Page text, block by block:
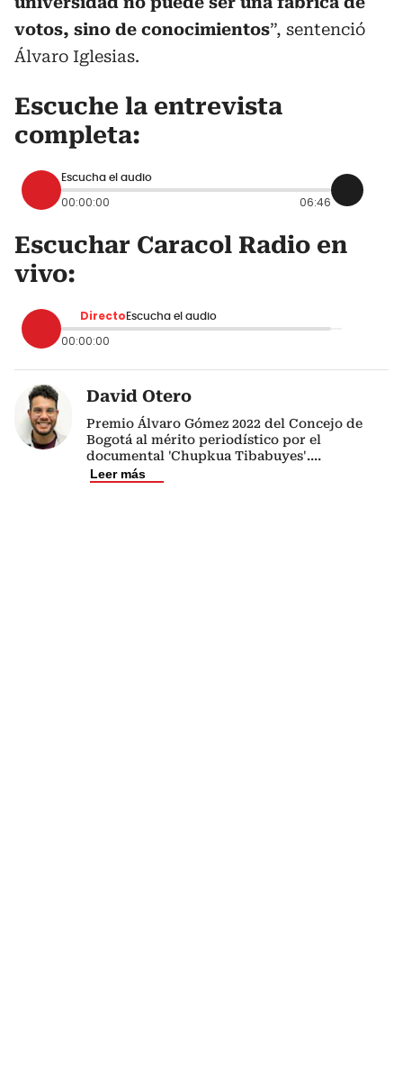
votos, sino de conocimientos”, sentenció
Álvaro Iglesias.
Escuche la entrevista
completa:
Escucha el audio
00:00:00 06:46
Escuchar Caracol Radio en
vivo:
Directo Escucha el audio
00:00:00
David Otero
Premio Álvaro Gómez 2022 del Concejo de
Bogotá al mérito periodístico por el
documental 'Chupkua Tibabuyes'....
Leer más